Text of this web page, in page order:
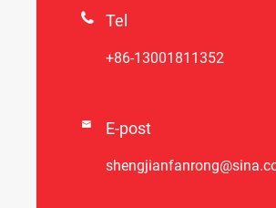
 Tel
+86-13001811352
 E-post